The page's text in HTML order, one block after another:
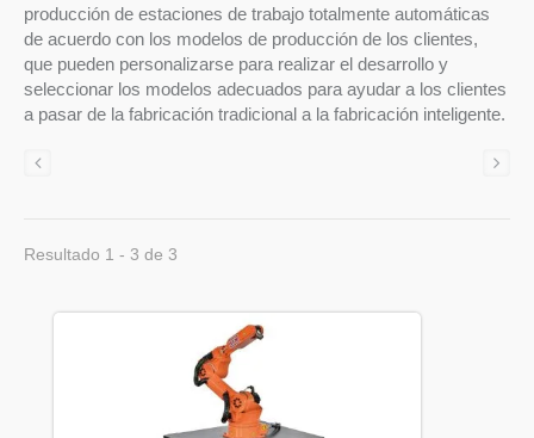
producción de estaciones de trabajo totalmente automáticas
de acuerdo con los modelos de producción de los clientes,
que pueden personalizarse para realizar el desarrollo y
seleccionar los modelos adecuados para ayudar a los clientes
a pasar de la fabricación tradicional a la fabricación inteligente.
Resultado 1 - 3 de 3